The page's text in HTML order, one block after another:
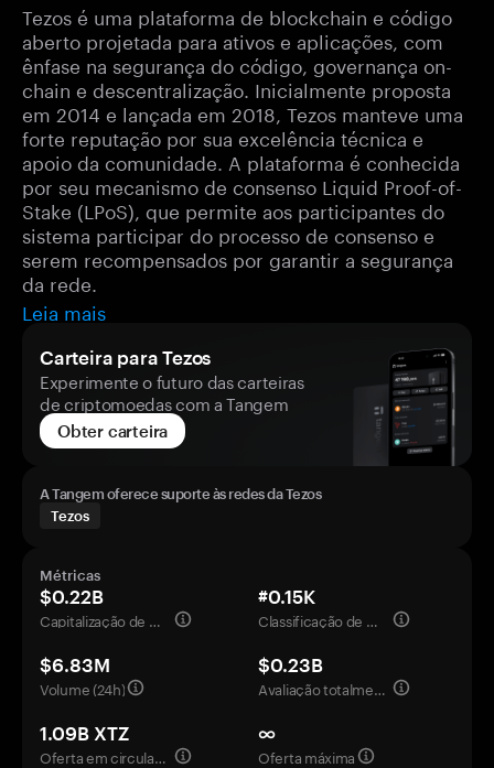
Tezos é uma plataforma de blockchain e código
aberto projetada para ativos e aplicações, com
ênfase na segurança do código, governança on-
chain e descentralização. Inicialmente proposta
em 2014 e lançada em 2018, Tezos manteve uma
forte reputação por sua excelência técnica e
apoio da comunidade. A plataforma é conhecida
por seu mecanismo de consenso Liquid Proof-of-
Stake (LPoS), que permite aos participantes do
sistema participar do processo de consenso e
serem recompensados por garantir a segurança
da rede.
Leia mais
Carteira para Tezos
Experimente o futuro das carteiras
de criptomoedas com a Tangem
Obter carteira
A Tangem oferece suporte às redes da Tezos
Tezos
Métricas
$0.22B
Capitalização de mercado
#0.15K
Classificação de mercado
$6.83M
Volume (24h)
$0.23B
Avaliação totalmente diluída
1.09B XTZ
Oferta em circulação
∞
Oferta máxima